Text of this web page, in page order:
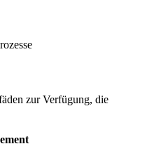
zur Verfügung, die